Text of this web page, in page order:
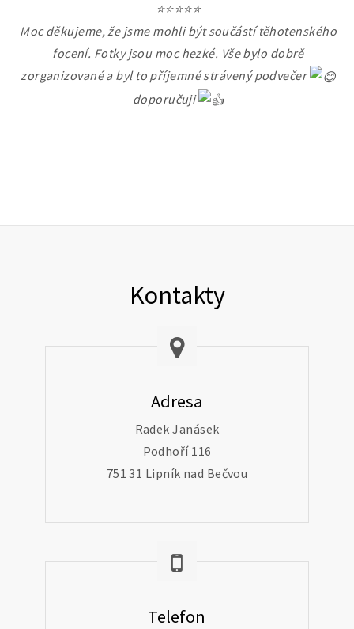
⭐⭐⭐⭐⭐
Moc děkujeme, že jsme mohli být součástí těhotenského
focení. Fotky jsou moc hezké. Vše bylo dobrě
zorganizované a byl to příjemné strávený podvečer
doporučuji
Kontakty
Adresa
Radek Janásek
Podhoří 116
751 31 Lipník nad Bečvou
Telefon